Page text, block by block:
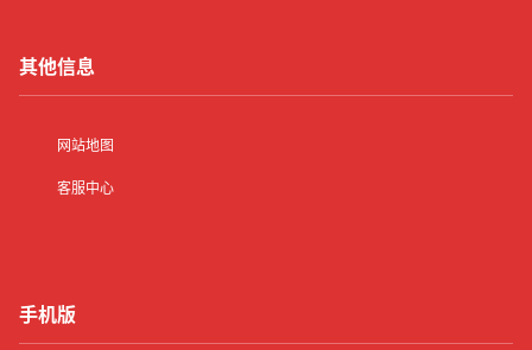
其他信息
网站地图
客服中心
手机版